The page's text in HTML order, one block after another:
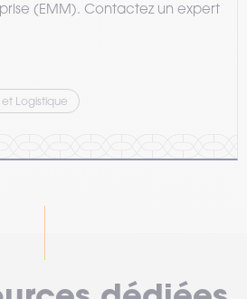
(EMM). Contactez un expert
Logistique